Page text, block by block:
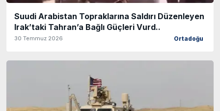
Suudi Arabistan Topraklarına Saldırı Düzenleyen
Irak’taki Tahran’a Bağlı Güçleri Vurd..
30 Temmuz 2026 Ortadoğu